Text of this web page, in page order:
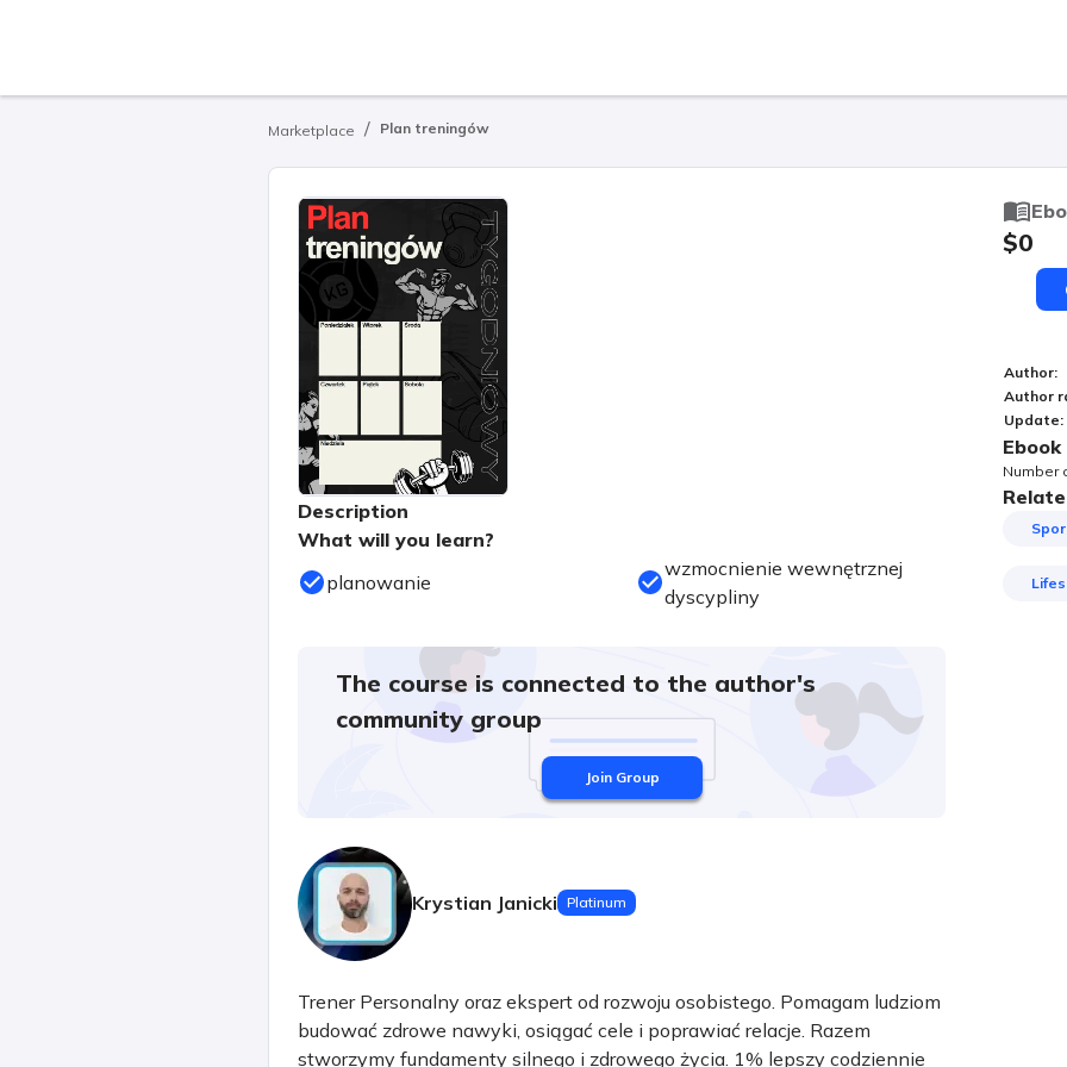
Marketplace / Plan treningów
Description
What will you learn?
planowanie
wzmocnienie wewnętrznej
dyscypliny
The course is connected to the author's
community group
Join Group
Krystian Janicki Platinum
Trener Personalny oraz ekspert od rozwoju osobistego. Pomagam ludziom
budować zdrowe nawyki, osiągać cele i poprawiać relacje. Razem
stworzymy fundamenty silnego i zdrowego życia. 1% lepszy codziennie
$0
Author:
Author
Update:
Number